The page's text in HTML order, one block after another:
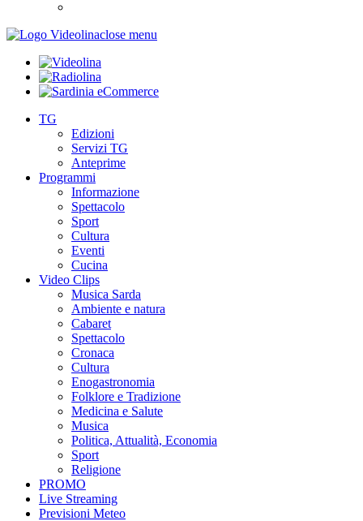
close menu
TG
Edizioni
Servizi TG
Anteprime
Programmi
Informazione
Spettacolo
Sport
Cultura
Eventi
Cucina
Video Clips
Musica Sarda
Ambiente e natura
Cabaret
Spettacolo
Cronaca
Cultura
Enogastronomia
Folklore e Tradizione
Medicina e Salute
Musica
Politica, Attualità, Economia
Sport
Religione
PROMO
Live Streaming
Previsioni Meteo